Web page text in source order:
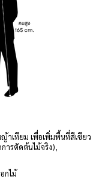
าเทียม เพื่อเพิ่มพื้นที่สีเขียว
ารตัดต้นไม้จริง),
กไม้